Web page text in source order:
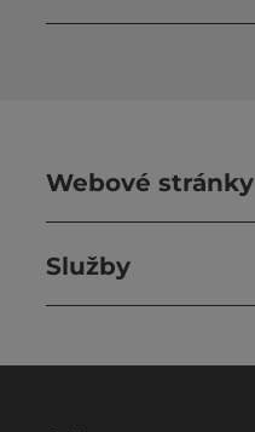
Webové stránky
Služby